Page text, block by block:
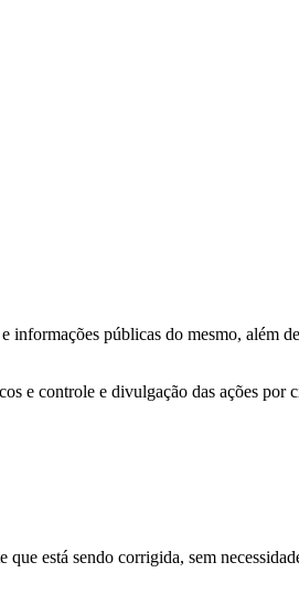
públicas do mesmo, além
e controle e divulgação das ações por
está sendo corrigida, sem